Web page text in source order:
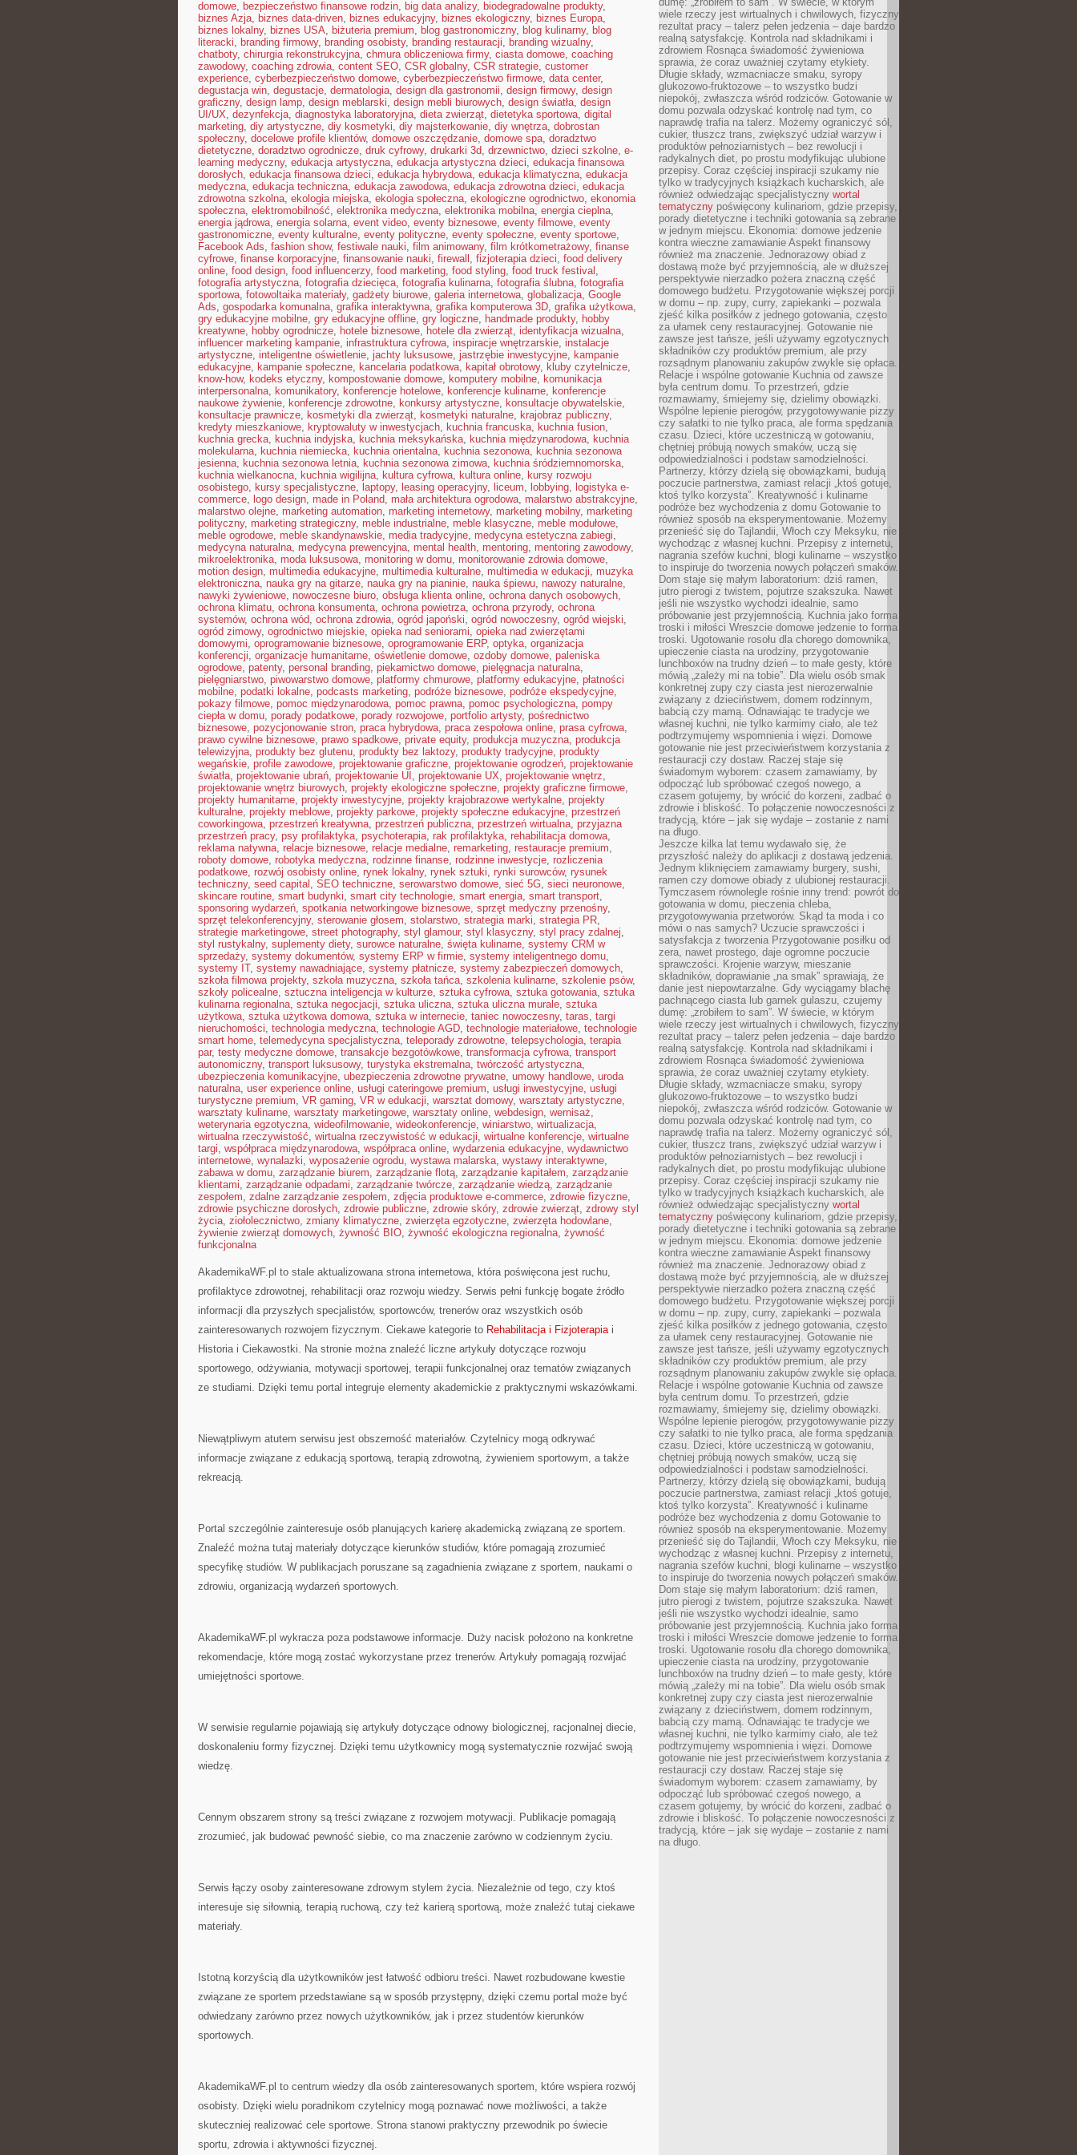
domowe, bezpieczeństwo finansowe rodzin, big data analizy, biodegradowalne produkty,
biznes Azja, biznes data-driven, biznes edukacyjny, biznes ekologiczny, biznes Europa,
biznes lokalny, biznes USA, biżuteria premium, blog gastronomiczny, blog kulinarny, blog
literacki, branding firmowy, branding osobisty, branding restauracji, branding wizualny,
chatboty, chirurgia rekonstrukcyjna, chmura obliczeniowa firmy, ciasta domowe, coaching
zawodowy, coaching zdrowia, content SEO, CSR globalny, CSR strategie, customer
experience, cyberbezpieczeństwo domowe, cyberbezpieczeństwo firmowe, data center,
degustacja win, degustacje, dermatologia, design dla gastronomii, design firmowy, design
graficzny, design lamp, design meblarski, design mebli biurowych, design światła, design
UI/UX, dezynfekcja, diagnostyka laboratoryjna, dieta zwierząt, dietetyka sportowa, digital
marketing, diy artystyczne, diy kosmetyki, diy majsterkowanie, diy wnętrza, dobrostan
społeczny, docelowe profile klientów, domowe oszczędzanie, domowe spa, doradztwo
dietetyczne, doradztwo ogrodnicze, druk cyfrowy, drukarki 3d, drzewnictwo, dzieci szkolne, e-
learning medyczny, edukacja artystyczna, edukacja artystyczna dzieci, edukacja finansowa
dorosłych, edukacja finansowa dzieci, edukacja hybrydowa, edukacja klimatyczna, edukacja
medyczna, edukacja techniczna, edukacja zawodowa, edukacja zdrowotna dzieci, edukacja
zdrowotna szkolna, ekologia miejska, ekologia społeczna, ekologiczne ogrodnictwo, ekonomia
społeczna, elektromobilność, elektronika medyczna, elektronika mobilna, energia cieplna,
energia jądrowa, energia solarna, event video, eventy biznesowe, eventy filmowe, eventy
gastronomiczne, eventy kulturalne, eventy polityczne, eventy społeczne, eventy sportowe,
Facebook Ads, fashion show, festiwale nauki, film animowany, film krótkometrażowy, finanse
cyfrowe, finanse korporacyjne, finansowanie nauki, firewall , fizjoterapia dzieci, food delivery
online, food design, food influencerzy, food marketing, food styling, food truck festival ,
fotografia artystyczna, fotografia dziecięca, fotografia kulinarna, fotografia ślubna, fotografia
sportowa, fotowoltaika materiały, gadżety biurowe, galeria internetowa, globalizacja, Google
Ads, gospodarka komunalna, grafika interaktywna, grafika komputerowa 3D, grafika użytkowa,
gry edukacyjne mobilne, gry edukacyjne offline, gry logiczne, handmade produkty, hobby
kreatywne, hobby ogrodnicze, hotele biznesowe, hotele dla zwierząt, identyfikacja wizualna,
influencer marketing kampanie, infrastruktura cyfrowa, inspiracje wnętrzarskie, instalacje
artystyczne, inteligentne oświetlenie, jachty luksusowe, jastrzębie inwestycyjne, kampanie
edukacyjne, kampanie społeczne, kancelaria podatkowa, kapitał obrotowy, kluby czytelnicze,
know-how, kodeks etyczny, kompostowanie domowe, komputery mobilne, komunikacja
interpersonalna, komunikatory, konferencje hotelowe, konferencje kulinarne, konferencje
naukowe żywienie, konferencje zdrowotne, konkursy artystyczne, konsultacje obywatelskie,
konsultacje prawnicze, kosmetyki dla zwierząt, kosmetyki naturalne, krajobraz publiczny,
kredyty mieszkaniowe, kryptowaluty w inwestycjach, kuchnia francuska, kuchnia fusion,
kuchnia grecka, kuchnia indyjska, kuchnia meksykańska, kuchnia międzynarodowa, kuchnia
molekularna, kuchnia niemiecka, kuchnia orientalna, kuchnia sezonowa, kuchnia sezonowa
jesienna, kuchnia sezonowa letnia, kuchnia sezonowa zimowa, kuchnia śródziemnomorska,
kuchnia wielkanocna, kuchnia wigilijna, kultura cyfrowa, kultura online, kursy rozwoju
osobistego, kursy specjalistyczne, laptopy, leasing operacyjny, liceum, lobbying, logistyka e-
commerce, logo design, made in Poland, mała architektura ogrodowa, malarstwo abstrakcyjne,
malarstwo olejne, marketing automation, marketing internetowy, marketing mobilny, marketing
polityczny, marketing strategiczny, meble industrialne, meble klasyczne, meble modułowe,
meble ogrodowe, meble skandynawskie, media tradycyjne, medycyna estetyczna zabiegi,
medycyna naturalna, medycyna prewencyjna, mental health, mentoring, mentoring zawodowy,
mikroelektronika, moda luksusowa, monitoring w domu, monitorowanie zdrowia domowe,
motion design, multimedia edukacyjne, multimedia kulturalne, multimedia w edukacji, muzyka
elektroniczna, nauka gry na gitarze, nauka gry na pianinie, nauka śpiewu, nawozy naturalne,
nawyki żywieniowe, nowoczesne biuro, obsługa klienta online, ochrona danych osobowych,
ochrona klimatu, ochrona konsumenta, ochrona powietrza, ochrona przyrody, ochrona
systemów, ochrona wód, ochrona zdrowia, ogród japoński, ogród nowoczesny, ogród wiejski,
ogród zimowy, ogrodnictwo miejskie, opieka nad seniorami, opieka nad zwierzętami
domowymi, oprogramowanie biznesowe, oprogramowanie ERP, optyka, organizacja
konferencji, organizacje humanitarne, oświetlenie domowe, ozdoby domowe, paleniska
ogrodowe, patenty, personal branding, piekarnictwo domowe, pielęgnacja naturalna,
pielęgniarstwo, piwowarstwo domowe, platformy chmurowe, platformy edukacyjne, płatności
mobilne, podatki lokalne, podcasts marketing, podróże biznesowe, podróże ekspedycyjne,
pokazy filmowe, pomoc międzynarodowa, pomoc prawna, pomoc psychologiczna, pompy
ciepła w domu, porady podatkowe, porady rozwojowe, portfolio artysty, pośrednictwo
biznesowe, pozycjonowanie stron, praca hybrydowa, praca zespołowa online, prasa cyfrowa,
prawo cywilne biznesowe, prawo spadkowe, private equity, produkcja muzyczna, produkcja
telewizyjna, produkty bez glutenu, produkty bez laktozy, produkty tradycyjne, produkty
wegańskie, profile zawodowe, projektowanie graficzne, projektowanie ogrodzeń, projektowanie
światła, projektowanie ubrań, projektowanie UI , projektowanie UX, projektowanie wnętrz,
projektowanie wnętrz biurowych, projekty ekologiczne społeczne, projekty graficzne firmowe,
projekty humanitarne, projekty inwestycyjne, projekty krajobrazowe wertykalne, projekty
kulturalne, projekty meblowe, projekty parkowe, projekty społeczne edukacyjne, przestrzeń
coworkingowa, przestrzeń kreatywna, przestrzeń publiczna, przestrzeń wirtualna, przyjazna
przestrzeń pracy, psy profilaktyka, psychoterapia, rak profilaktyka, rehabilitacja domowa,
reklama natywna, relacje biznesowe, relacje medialne, remarketing, restauracje premium,
roboty domowe, robotyka medyczna, rodzinne finanse, rodzinne inwestycje, rozliczenia
podatkowe, rozwój osobisty online, rynek lokalny, rynek sztuki, rynki surowców, rysunek
techniczny, seed capital , SEO techniczne, serowarstwo domowe, sieć 5G, sieci neuronowe,
skincare routine, smart budynki, smart city technologie, smart energia, smart transport,
sponsoring wydarzeń, spotkania networkingowe biznesowe, sprzęt medyczny przenośny,
sprzęt telekonferencyjny, sterowanie głosem, stolarstwo, strategia marki, strategia PR,
strategie marketingowe, street photography, styl glamour, styl klasyczny, styl pracy zdalnej,
styl rustykalny, suplementy diety, surowce naturalne, święta kulinarne, systemy CRM w
sprzedaży, systemy dokumentów, systemy ERP w firmie, systemy inteligentnego domu,
systemy IT, systemy nawadniające, systemy płatnicze, systemy zabezpieczeń domowych,
szkoła filmowa projekty, szkoła muzyczna, szkoła tańca, szkolenia kulinarne, szkolenie psów,
szkoły policealne, sztuczna inteligencja w kulturze, sztuka cyfrowa, sztuka gotowania, sztuka
kulinarna regionalna, sztuka negocjacji, sztuka uliczna, sztuka uliczna murale, sztuka
użytkowa, sztuka użytkowa domowa, sztuka w internecie, taniec nowoczesny, taras, targi
nieruchomości, technologia medyczna, technologie AGD, technologie materiałowe, technologie
smart home, telemedycyna specjalistyczna, teleporady zdrowotne, telepsychologia, terapia
par, testy medyczne domowe, transakcje bezgotówkowe, transformacja cyfrowa, transport
autonomiczny, transport luksusowy, turystyka ekstremalna, twórczość artystyczna,
ubezpieczenia komunikacyjne, ubezpieczenia zdrowotne prywatne, umowy handlowe, uroda
naturalna, user experience online, usługi cateringowe premium, usługi inwestycyjne, usługi
turystyczne premium, VR gaming, VR w edukacji, warsztat domowy, warsztaty artystyczne,
warsztaty kulinarne, warsztaty marketingowe, warsztaty online, webdesign, wernisaż,
weterynaria egzotyczna, wideofilmowanie, wideokonferencje, winiarstwo, wirtualizacja,
wirtualna rzeczywistość, wirtualna rzeczywistość w edukacji, wirtualne konferencje, wirtualne
targi, współpraca międzynarodowa, współpraca online, wydarzenia edukacyjne, wydawnictwo
internetowe, wynalazki, wyposażenie ogrodu, wystawa malarska, wystawy interaktywne,
zabawa w domu, zarządzanie biurem, zarządzanie flotą, zarządzanie kapitałem, zarządzanie
klientami, zarządzanie odpadami, zarządzanie twórcze, zarządzanie wiedzą, zarządzanie
zespołem, zdalne zarządzanie zespołem, zdjęcia produktowe e-commerce, zdrowie fizyczne,
zdrowie psychiczne dorosłych, zdrowie publiczne, zdrowie skóry, zdrowie zwierząt, zdrowy styl
życia, ziołolecznictwo, zmiany klimatyczne, zwierzęta egzotyczne, zwierzęta hodowlane,
żywienie zwierząt domowych, żywność BIO, żywność ekologiczna regionalna, żywność
funkcjonalna
AkademikaWF.pl to stale aktualizowana strona internetowa, która poświęcona jest ruchu,
profilaktyce zdrowotnej, rehabilitacji oraz rozwoju wiedzy. Serwis pełni funkcję bogate źródło
informacji dla przyszłych specjalistów, sportowców, trenerów oraz wszystkich osób
zainteresowanych rozwojem fizycznym. Ciekawe kategorie to Rehabilitacja i Fizjoterapiai
Historia i Ciekawostki. Na stronie można znaleźć liczne artykuły dotyczące rozwoju
sportowego, odżywiania, motywacji sportowej, terapii funkcjonalnej oraz tematów związanych
ze studiami. Dzięki temu portal integruje elementy akademickie z praktycznymi wskazówkami.
Niewątpliwym atutem serwisu jest obszerność materiałów. Czytelnicy mogą odkrywać
informacje związane z edukacją sportową, terapią zdrowotną, żywieniem sportowym, a także
rekreacją.
Portal szczególnie zainteresuje osób planujących karierę akademicką związaną ze sportem.
Znaleźć można tutaj materiały dotyczące kierunków studiów, które pomagają zrozumieć
specyfikę studiów. W publikacjach poruszane są zagadnienia związane z sportem, naukami o
zdrowiu, organizacją wydarzeń sportowych.
AkademikaWF.pl wykracza poza podstawowe informacje. Duży nacisk położono na konkretne
rekomendacje, które mogą zostać wykorzystane przez trenerów. Artykuły pomagają rozwijać
umiejętności sportowe.
W serwisie regularnie pojawiają się artykuły dotyczące odnowy biologicznej, racjonalnej diecie,
doskonaleniu formy fizycznej. Dzięki temu użytkownicy mogą systematycznie rozwijać swoją
wiedzę.
Cennym obszarem strony są treści związane z rozwojem motywacji. Publikacje pomagają
zrozumieć, jak budować pewność siebie, co ma znaczenie zarówno w codziennym życiu.
Serwis łączy osoby zainteresowane zdrowym stylem życia. Niezależnie od tego, czy ktoś
interesuje się siłownią, terapią ruchową, czy też karierą sportową, może znaleźć tutaj ciekawe
materiały.
Istotną korzyścią dla użytkowników jest łatwość odbioru treści. Nawet rozbudowane kwestie
związane ze sportem przedstawiane są w sposób przystępny, dzięki czemu portal może być
odwiedzany zarówno przez nowych użytkowników, jak i przez studentów kierunków
sportowych.
AkademikaWF.pl to centrum wiedzy dla osób zainteresowanych sportem, które wspiera rozwój
osobisty. Dzięki wielu poradnikom czytelnicy mogą poznawać nowe możliwości, a także
skuteczniej realizować cele sportowe. Strona stanowi praktyczny przewodnik po świecie
sportu, zdrowia i aktywności fizycznej.
wiele rzeczy jest wirtualnych i chwilowych, fizyczny
rezultat pracy – talerz pełen jedzenia – daje bardzo
realną satysfakcję. Kontrola nad składnikami i
zdrowiem Rosnąca świadomość żywieniowa
sprawia, że coraz uważniej czytamy etykiety.
Długie składy, wzmacniacze smaku, syropy
glukozowo-fruktozowe – to wszystko budzi
niepokój, zwłaszcza wśród rodziców. Gotowanie w
domu pozwala odzyskać kontrolę nad tym, co
naprawdę trafia na talerz. Możemy ograniczyć sól,
cukier, tłuszcz trans, zwiększyć udział warzyw i
produktów pełnoziarnistych – bez rewolucji i
radykalnych diet, po prostu modyfikując ulubione
przepisy. Coraz częściej inspiracji szukamy nie
tylko w tradycyjnych książkach kucharskich, ale
również odwiedzając specjalistyczny wortal
tematyczny poświęcony kulinariom, gdzie przepisy,
porady dietetyczne i techniki gotowania są zebrane
w jednym miejscu. Ekonomia: domowe jedzenie
kontra wieczne zamawianie Aspekt finansowy
również ma znaczenie. Jednorazowy obiad z
dostawą może być przyjemnością, ale w dłuższej
perspektywie nierzadko pożera znaczną część
domowego budżetu. Przygotowanie większej porcji
w domu – np. zupy, curry, zapiekanki – pozwala
zjeść kilka posiłków z jednego gotowania, często
za ułamek ceny restauracyjnej. Gotowanie nie
zawsze jest tańsze, jeśli używamy egzotycznych
składników czy produktów premium, ale przy
rozsądnym planowaniu zakupów zwykle się opłaca.
Relacje i wspólne gotowanie Kuchnia od zawsze
była centrum domu. To przestrzeń, gdzie
rozmawiamy, śmiejemy się, dzielimy obowiązki.
Wspólne lepienie pierogów, przygotowywanie pizzy
czy sałatki to nie tylko praca, ale forma spędzania
czasu. Dzieci, które uczestniczą w gotowaniu,
chętniej próbują nowych smaków, uczą się
odpowiedzialności i podstaw samodzielności.
Partnerzy, którzy dzielą się obowiązkami, budują
poczucie partnerstwa, zamiast relacji „ktoś gotuje,
ktoś tylko korzysta”. Kreatywność i kulinarne
podróże bez wychodzenia z domu Gotowanie to
również sposób na eksperymentowanie. Możemy
przenieść się do Tajlandii, Włoch czy Meksyku, nie
wychodząc z własnej kuchni. Przepisy z internetu,
nagrania szefów kuchni, blogi kulinarne – wszystko
to inspiruje do tworzenia nowych połączeń smaków.
Dom staje się małym laboratorium: dziś ramen,
jutro pierogi z twistem, pojutrze szakszuka. Nawet
jeśli nie wszystko wychodzi idealnie, samo
próbowanie jest przyjemnością. Kuchnia jako forma
troski i miłości Wreszcie domowe jedzenie to forma
troski. Ugotowanie rosołu dla chorego domownika,
upieczenie ciasta na urodziny, przygotowanie
lunchboxów na trudny dzień – to małe gesty, które
mówią „zależy mi na tobie”. Dla wielu osób smak
konkretnej zupy czy ciasta jest nierozerwalnie
związany z dzieciństwem, domem rodzinnym,
babcią czy mamą. Odnawiając te tradycje we
własnej kuchni, nie tylko karmimy ciało, ale też
podtrzymujemy wspomnienia i więzi. Domowe
gotowanie nie jest przeciwieństwem korzystania z
restauracji czy dostaw. Raczej staje się
świadomym wyborem: czasem zamawiamy, by
odpocząć lub spróbować czegoś nowego, a
czasem gotujemy, by wrócić do korzeni, zadbać o
zdrowie i bliskość. To połączenie nowoczesności z
tradycją, które – jak się wydaje – zostanie z nami
na długo.
Jeszcze kilka lat temu wydawało się, że
przyszłość należy do aplikacji z dostawą jedzenia.
Jednym kliknięciem zamawiamy burgery, sushi,
ramen czy domowe obiady z ulubionej restauracji.
Tymczasem równolegle rośnie inny trend: powrót do
gotowania w domu, pieczenia chleba,
przygotowywania przetworów. Skąd ta moda i co
mówi o nas samych? Uczucie sprawczości i
satysfakcja z tworzenia Przygotowanie posiłku od
zera, nawet prostego, daje ogromne poczucie
sprawczości. Krojenie warzyw, mieszanie
składników, doprawianie „na smak” sprawiają, że
danie jest niepowtarzalne. Gdy wyciągamy blachę
pachnącego ciasta lub garnek gulaszu, czujemy
dumę: „zrobiłem to sam”. W świecie, w którym
wiele rzeczy jest wirtualnych i chwilowych, fizyczny
rezultat pracy – talerz pełen jedzenia – daje bardzo
realną satysfakcję. Kontrola nad składnikami i
zdrowiem Rosnąca świadomość żywieniowa
sprawia, że coraz uważniej czytamy etykiety.
Długie składy, wzmacniacze smaku, syropy
glukozowo-fruktozowe – to wszystko budzi
niepokój, zwłaszcza wśród rodziców. Gotowanie w
domu pozwala odzyskać kontrolę nad tym, co
naprawdę trafia na talerz. Możemy ograniczyć sól,
cukier, tłuszcz trans, zwiększyć udział warzyw i
produktów pełnoziarnistych – bez rewolucji i
radykalnych diet, po prostu modyfikując ulubione
przepisy. Coraz częściej inspiracji szukamy nie
tylko w tradycyjnych książkach kucharskich, ale
również odwiedzając specjalistyczny wortal
tematyczny poświęcony kulinariom, gdzie przepisy,
porady dietetyczne i techniki gotowania są zebrane
w jednym miejscu. Ekonomia: domowe jedzenie
kontra wieczne zamawianie Aspekt finansowy
również ma znaczenie. Jednorazowy obiad z
dostawą może być przyjemnością, ale w dłuższej
perspektywie nierzadko pożera znaczną część
domowego budżetu. Przygotowanie większej porcji
w domu – np. zupy, curry, zapiekanki – pozwala
zjeść kilka posiłków z jednego gotowania, często
za ułamek ceny restauracyjnej. Gotowanie nie
zawsze jest tańsze, jeśli używamy egzotycznych
składników czy produktów premium, ale przy
rozsądnym planowaniu zakupów zwykle się opłaca.
Relacje i wspólne gotowanie Kuchnia od zawsze
była centrum domu. To przestrzeń, gdzie
rozmawiamy, śmiejemy się, dzielimy obowiązki.
Wspólne lepienie pierogów, przygotowywanie pizzy
czy sałatki to nie tylko praca, ale forma spędzania
czasu. Dzieci, które uczestniczą w gotowaniu,
chętniej próbują nowych smaków, uczą się
odpowiedzialności i podstaw samodzielności.
Partnerzy, którzy dzielą się obowiązkami, budują
poczucie partnerstwa, zamiast relacji „ktoś gotuje,
ktoś tylko korzysta”. Kreatywność i kulinarne
podróże bez wychodzenia z domu Gotowanie to
również sposób na eksperymentowanie. Możemy
przenieść się do Tajlandii, Włoch czy Meksyku, nie
wychodząc z własnej kuchni. Przepisy z internetu,
nagrania szefów kuchni, blogi kulinarne – wszystko
to inspiruje do tworzenia nowych połączeń smaków.
Dom staje się małym laboratorium: dziś ramen,
jutro pierogi z twistem, pojutrze szakszuka. Nawet
jeśli nie wszystko wychodzi idealnie, samo
próbowanie jest przyjemnością. Kuchnia jako forma
troski i miłości Wreszcie domowe jedzenie to forma
troski. Ugotowanie rosołu dla chorego domownika,
upieczenie ciasta na urodziny, przygotowanie
lunchboxów na trudny dzień – to małe gesty, które
mówią „zależy mi na tobie”. Dla wielu osób smak
konkretnej zupy czy ciasta jest nierozerwalnie
związany z dzieciństwem, domem rodzinnym,
babcią czy mamą. Odnawiając te tradycje we
własnej kuchni, nie tylko karmimy ciało, ale też
podtrzymujemy wspomnienia i więzi. Domowe
gotowanie nie jest przeciwieństwem korzystania z
restauracji czy dostaw. Raczej staje się
świadomym wyborem: czasem zamawiamy, by
odpocząć lub spróbować czegoś nowego, a
czasem gotujemy, by wrócić do korzeni, zadbać o
zdrowie i bliskość. To połączenie nowoczesności z
tradycją, które – jak się wydaje – zostanie z nami
na długo.